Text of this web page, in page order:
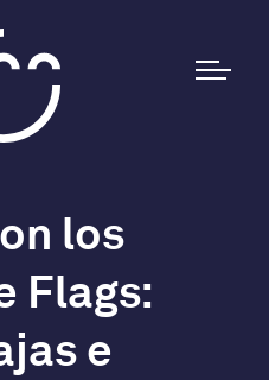
los
Flags:
e